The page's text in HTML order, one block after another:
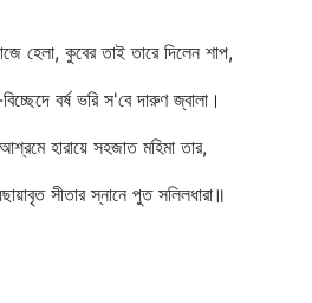
কুবের তাই তারে দিলেন শাপ,
বর্ষ ভরি স'বে দারুণ জ্বালা।
হারায়ে সহজাত মহিমা তার,
সীতার স্নানে পুত সলিলধারা॥